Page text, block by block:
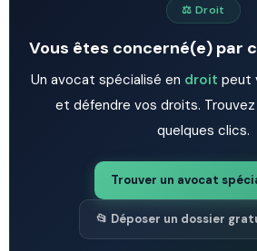
⚖️ Droit
Vous êtes concerné(e) par
Un avocat spécialisé en droit peut
et défendre vos droits.
quelques clics.
Trouver un avocat
📂 Déposer un dossier